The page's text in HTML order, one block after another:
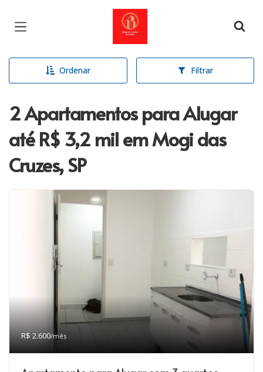
Página inicial
Ordenar Filtrar
2 Apartamentos para Alugar
até R$ 3,2 mil em Mogi das
Cruzes, SP
R$ 2.600/mês